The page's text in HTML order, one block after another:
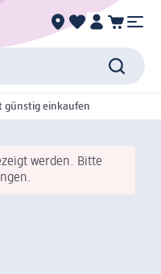
günstig einkaufen
werden. Bitte